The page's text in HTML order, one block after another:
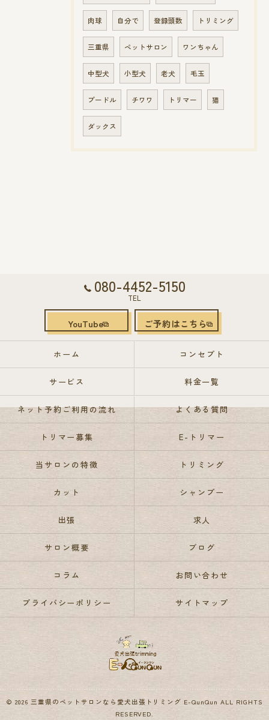
肉球 自分で 登録頭数 トリミング
三重県 ペットサロン ワンちゃん
中型犬 小型犬 老犬 毛玉
プードル チワワ トリマー 猫
ダックス
080-4452-5150
TEL
YouTube ご予約はこちら
ホーム コンセプト
サービス 料金一覧
ネット予約ご利用の流れ よくある質問
トリマー募集 E-トリマー
当サロンの特徴 トリミング
カット シャンプー
出張 求人
サロン概要 ブログ
コラム お問い合わせ
プライバシーポリシー サイトマップ
© 2026 三重県のペットサロンなら愛犬出張トリミング E-QunQun ALL RIGHTS
RESERVED.